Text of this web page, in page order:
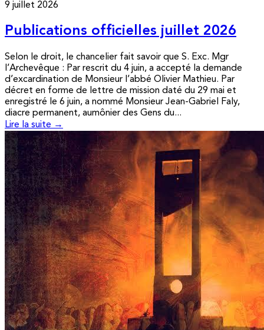
9 juillet 2026
Publications officielles juillet 2026
Selon le droit, le chancelier fait savoir que S. Exc. Mgr
l’Archevêque : Par rescrit du 4 juin, a accepté la demande
d’excardination de Monsieur l’abbé Olivier Mathieu. Par
décret en forme de lettre de mission daté du 29 mai et
enregistré le 6 juin, a nommé Monsieur Jean-Gabriel Faly,
diacre permanent, aumônier des Gens du...
Lire la suite →